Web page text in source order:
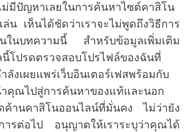
มีปัญหาเลยในการค้นหาไซต์คาสิโน
ล่น เห็นได้ชัดว่าเราจะไม่พูดถึงวิธีการ
ในบทความนี้ สำหรับข้อมูลเพิ่มเติม
นี้โปรดตรวจสอบโปรไฟล์ของฉันที่
ลังเผยแพร่เว็บอินเตอร์เฟสพร้อมกับ
คุณไปสู่การค้นหาของแท้และนอก
ค้านคาสิโนออนไลน์ที่มั่นคง ไม่ว่ายัง
การต่อไป อนุญาตให้เราระบุว่าคุณได้